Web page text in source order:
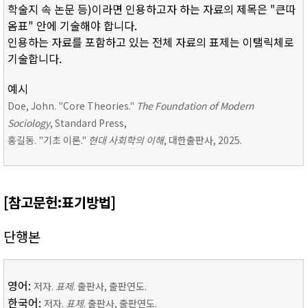
학술지 속 논문 등)이라면 인용하고자 하는 자료의 제목은 "큰따
옴표" 안에 기술해야 합니다.
인용하는 자료를 포함하고 있는 전체 자료의 표제는 이탤릭체로
기술합니다.
예시
Doe, John. "Core Theories." The Foundation of Modern
Sociology, Standard Press,
홍길동. "기초 이론." 현대 사회학의 이해, 대한출판사, 2025.
[참고문헌:표기방법]
단행본
영어: 저자. 표제. 출판사, 출판연도.
한국어: 저자. 표제. 출판사, 출판연도.